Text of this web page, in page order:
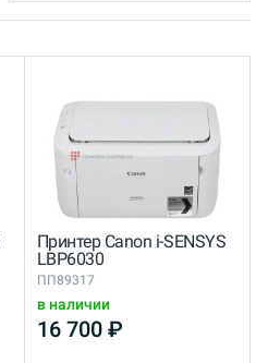
Принтер Canon i-SENSYS
LBP6030
ПП89317
в наличии
16 700 ₽